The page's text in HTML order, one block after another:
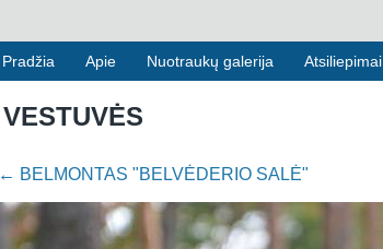
Pradžia Apie Nuotraukų galerija Atsiliepimai
VESTUVĖS
← BELMONTAS "BELVĖDERIO SALĖ"